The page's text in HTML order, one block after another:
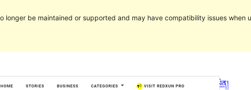
longer be maintained or supported and may have compatibility issues when
ཕབ་ལེན།